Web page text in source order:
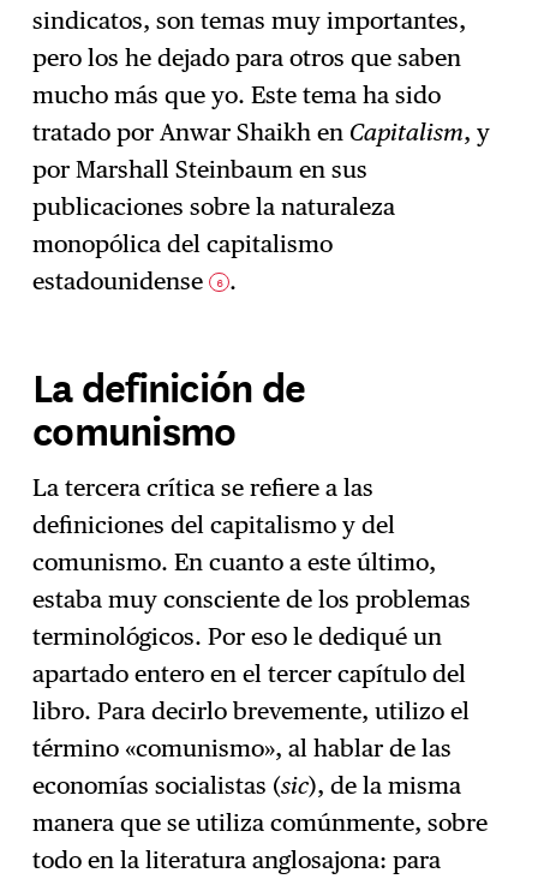
sindicatos, son temas muy importantes,
pero los he dejado para otros que saben
mucho más que yo. Este tema ha sido
tratado por Anwar Shaikh en Capitalism, y
por Marshall Steinbaum en sus
publicaciones sobre la naturaleza
monopólica del capitalismo
estadounidense 6 .
La definición de
comunismo
La tercera crítica se refiere a las
definiciones del capitalismo y del
comunismo. En cuanto a este último,
estaba muy consciente de los problemas
terminológicos. Por eso le dediqué un
apartado entero en el tercer capítulo del
libro. Para decirlo brevemente, utilizo el
término «comunismo», al hablar de las
economías socialistas (sic), de la misma
manera que se utiliza comúnmente, sobre
todo en la literatura anglosajona: para